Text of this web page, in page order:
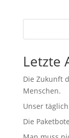
Letzte
Die Zukunft
Menschen.
Unser
Die